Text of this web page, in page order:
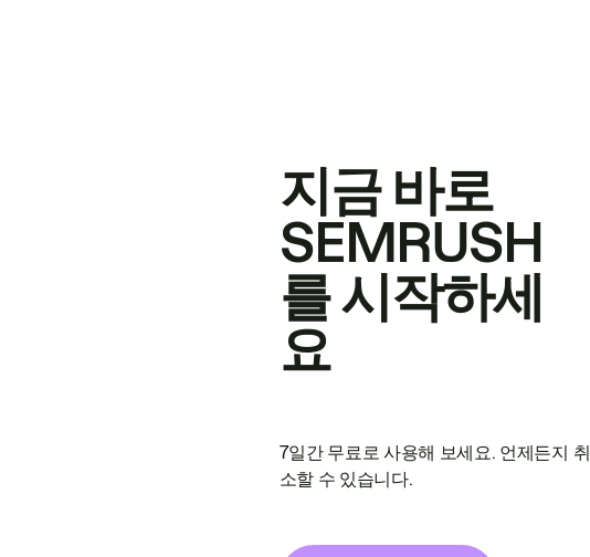
지금 바로
SEMRUSH
를 시작하세
요
7일간 무료로 사용해 보세요. 언제든지 취
소할 수 있습니다.